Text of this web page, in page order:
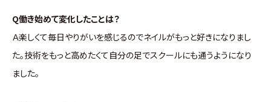
Q働き始めて変化したことは？
Ａ楽しくて毎日やりがいを感じるのでネイルがもっと好きになりまし
た。技術をもっと高めたくて自分の足でスクールにも通うようになり
ました。